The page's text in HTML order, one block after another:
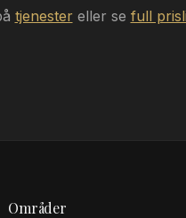
tjenester eller se full
Områder